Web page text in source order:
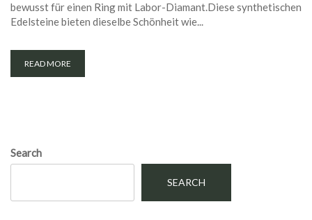
bewusst für einen Ring mit Labor-Diamant.Diese synthetischen
Edelsteine bieten dieselbe Schönheit wie...
READ MORE
Search
SEARCH